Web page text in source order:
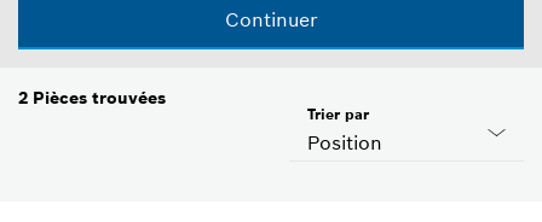
Continuer
2 Pièces trouvées
Position
Trier par